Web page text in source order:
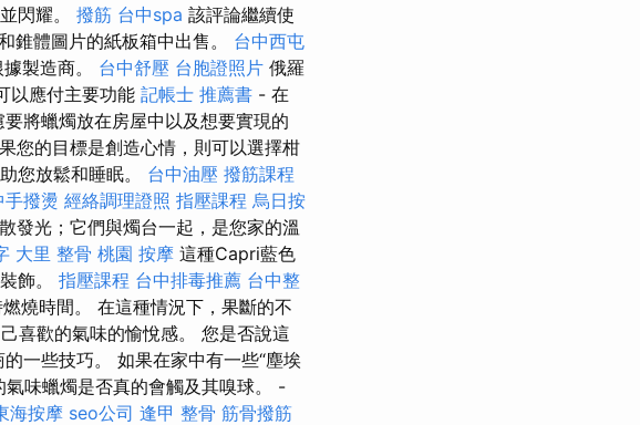
閃耀。 撥筋 台中spa 該評論繼續使
錐體圖片的紙板箱中出售。 台中西屯
製造商。 台中舒壓 台胞證照片 俄羅
以應付主要功能 記帳士 推薦書 - 在
將蠟燭放在房屋中以及想要實現的
您的目標是創造心情，則可以選擇柑
您放鬆和睡眠。 台中油壓 撥筋課程
手撥燙 經絡調理證照 指壓課程 烏日按
發光；它們與燭台一起，是您家的溫
大里 整骨 桃園 按摩 這種Capri藍色
飾。 指壓課程 台中排毒推薦 台中整
燒時間。 在這種情況下，果斷的不
喜歡的氣味的愉悅感。 您是否說這
一些技巧。 如果在家中有一些“塵埃
味蠟燭是否真的會觸及其嗅球。 -
海按摩 seo公司 逢甲 整骨 筋骨撥筋